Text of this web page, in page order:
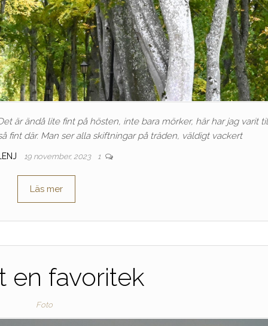
är ändå lite fint på hösten, inte bara mörker, här har jag varit
fint där. Man ser alla skiftningar på träden, väldigt vackert
19 november, 2023 1
Läs mer
en favoritek
Foto